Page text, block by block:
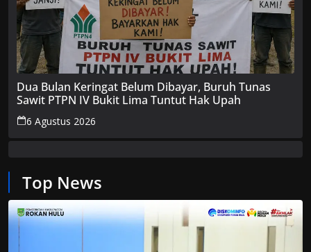
Dua Bulan Keringat Belum Dibayar, Buruh Tunas
Sawit PTPN IV Bukit Lima Tuntut Hak Upah
6 Agustus 2026
Top News